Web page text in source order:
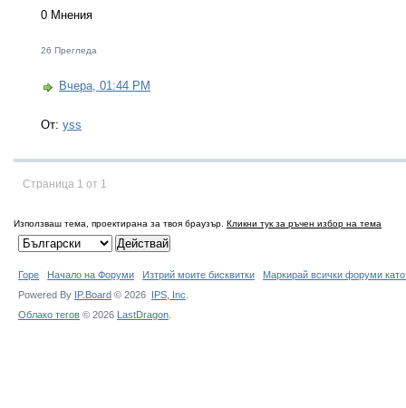
0 Мнения
26 Прегледа
Вчера, 01:44 PM
От: yss
Страница 1 от 1
Използваш тема, проектирана за твоя браузър. Кликни тук за ръчен избор на тема
Горе Начало на Форуми Изтрий моите бисквитки
Маркирай всички форуми
Powered By IP.Board © 2026 IPS, Inc
Облако тегов © 2026 LastDragon